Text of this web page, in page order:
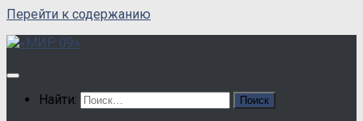
Перейти к содержанию
Найти: